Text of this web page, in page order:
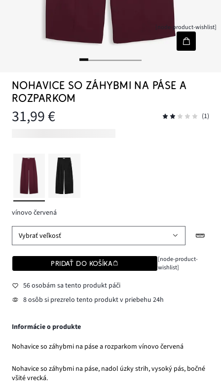
[node-product-wishlist]
NOHAVICE SO ZÁHYBMI NA PÁSE A
ROZPARKOM
31,99 € (1)
vínovo červená
Vybrať veľkosť
PRIDAŤ DO KOŠÍKA
[node-product-
wishlist]
56 osobám sa tento produkt páči
8 osôb si prezrelo tento produkt v priebehu 24h
Informácie o produkte
Nohavice so záhybmi na páse a rozparkom vínovo červená
Nohavice so záhybmi na páse, nadol úzky strih, vysoký pás, bočné
všité vrecká.